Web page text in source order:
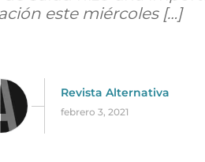
este miércoles […]
Revista Alternativa
febrero 3, 2021